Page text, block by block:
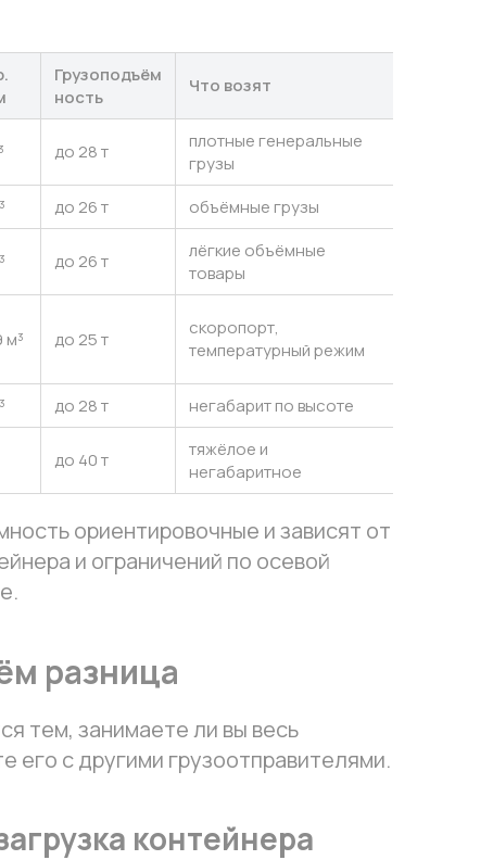
Грузоподъём
ность
Что возят
до 28 т
плотные генеральные
грузы
до 26 т объёмные грузы
до 26 т
лёгкие объёмные
товары
м³ до 25 т
скоропорт,
температурный режим
до 28 т негабарит по высоте
до 40 т
тяжёлое и
негабаритное
ориентировочные и зависят от
и ограничений по осевой
разница
тем, занимаете ли вы весь
его с другими грузоотправителями.
контейнера